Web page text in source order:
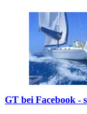
GT bei Facebook -